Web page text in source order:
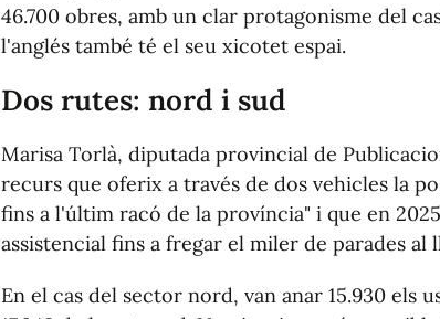
46.700 obres, amb un clar protagonisme del
l'anglés també té el seu xicotet espai.
Dos rutes: nord i sud
Marisa Torlà, diputada provincial de
recurs que oferix a través de dos vehicles la
fins a l'últim racó de la província" i que en
assistencial fins a fregar el miler de parades al
En el cas del sector nord, van anar 15.930 els